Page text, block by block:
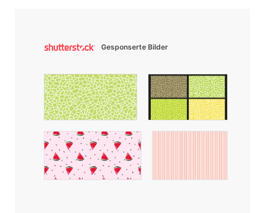
Gesponserte Bilder